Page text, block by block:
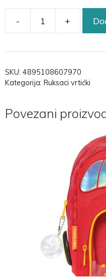
- +
SKU: 4895108607970
Kategorija: Ruksaci vrtićki
Povezani